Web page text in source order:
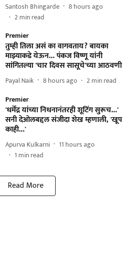
Santosh Bhingarde
8 hours ago
2min read
Premier
तुम्ही तिला असं का वागवताय? बायका
माझ्याकडे येऊन... पंकज विष्णू यांनी
सांगितल्या 'चार दिवस सासूचे'च्या आठवणी
Payal Naik 8 hours ago 2min read
Premier
'धर्मेंद्र यांच्या निधनानंतरही शूटिंग सुरूच...'
सनी देओलबद्दल संजीदा शेख म्हणाली, 'खूप
काही...'
Apurva Kulkarni
11 hours ago
1 min read
Read More